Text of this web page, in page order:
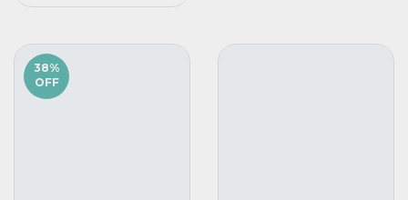
38%
OFF